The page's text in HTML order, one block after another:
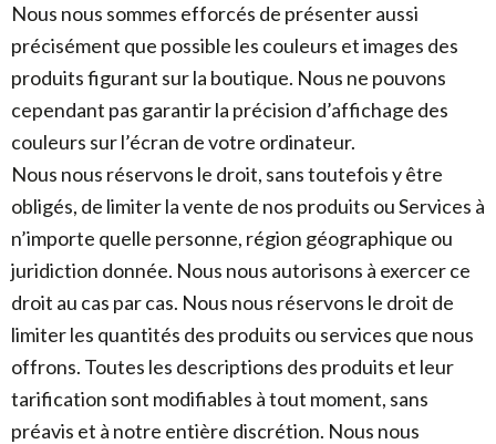
Nous nous sommes efforcés de présenter aussi
précisément que possible les couleurs et images des
produits figurant sur la boutique. Nous ne pouvons
cependant pas garantir la précision d’affichage des
couleurs sur l’écran de votre ordinateur.
Nous nous réservons le droit, sans toutefois y être
obligés, de limiter la vente de nos produits ou Services à
n’importe quelle personne, région géographique ou
juridiction donnée. Nous nous autorisons à exercer ce
droit au cas par cas. Nous nous réservons le droit de
limiter les quantités des produits ou services que nous
offrons. Toutes les descriptions des produits et leur
tarification sont modifiables à tout moment, sans
préavis et à notre entière discrétion. Nous nous